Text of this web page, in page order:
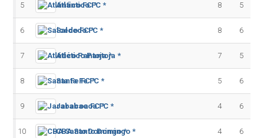
5 Atlántico FC * 8 5
6 Salcedo FC * 8 6
7 Atlético Pantoja * 7 5
8 Santa Fe FC * 5 6
9 Jarabacoa FC * 4 6
10 CBA Santo Domingo * 4 6